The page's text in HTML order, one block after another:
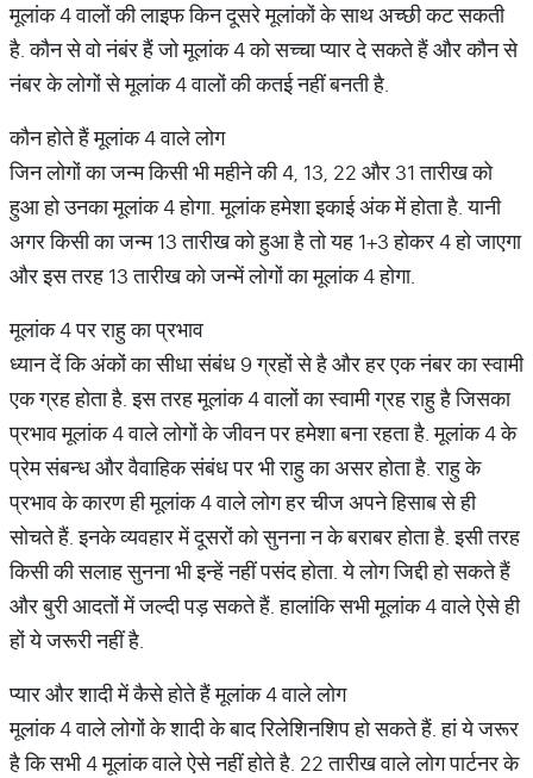
मूलांक 4 वालों की लाइफ किन दूसरे मूलांकों के साथ अच्छी कट सकती
है. कौन से वो नंबंर हैं जो मूलांक 4 को सच्चा प्यार दे सकते हैं और कौन से
नंबर के लोगों से मूलांक 4 वालों की कतई नहीं बनती है.
कौन होते हैं मूलांक 4 वाले लोग
जिन लोगों का जन्म किसी भी महीने की 4, 13, 22 और 31 तारीख को
हुआ हो उनका मूलांक 4 होगा. मूलांक हमेशा इकाई अंक में होता है. यानी
अगर किसी का जन्म 13 तारीख को हुआ है तो यह 1+3 होकर 4 हो जाएगा
और इस तरह 13 तारीख को जन्में लोगों का मूलांक 4 होगा.
मूलांक 4 पर राहु का प्रभाव
ध्यान दें कि अंकों का सीधा संबंध 9 ग्रहों से है और हर एक नंबर का स्वामी
एक ग्रह होता है. इस तरह मूलांक 4 वालों का स्वामी ग्रह राहु है जिसका
प्रभाव मूलांक 4 वाले लोगों के जीवन पर हमेशा बना रहता है. मूलांक 4 के
प्रेम संबन्ध और वैवाहिक संबंध पर भी राहु का असर होता है. राहु के
प्रभाव के कारण ही मूलांक 4 वाले लोग हर चीज अपने हिसाब से ही
सोचते हैं. इनके व्यवहार में दूसरों को सुनना न के बराबर होता है. इसी तरह
किसी की सलाह सुनना भी इन्हें नहीं पसंद होता. ये लोग जिद्दी हो सकते हैं
और बुरी आदतों में जल्दी पड़ सकते हैं. हालांकि सभी मूलांक 4 वाले ऐसे ही
हों ये जरूरी नहीं है.
प्यार और शादी में कैसे होते हैं मूलांक 4 वाले लोग
मूलांक 4 वाले लोगों के शादी के बाद रिलेशिनशिप हो सकते हैं. हां ये जरूर
है कि सभी 4 मूलांक वाले ऐसे नहीं होते है. 22 तारीख वाले लोग पार्टनर के